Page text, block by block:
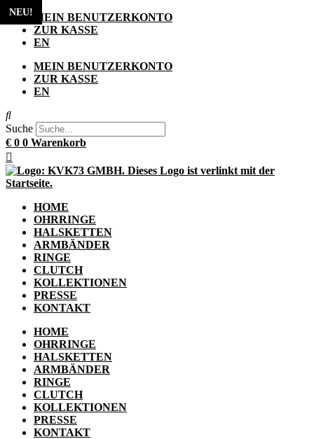
Zum
Inhalt
springen
MEIN BENUTZERKONTO
ZUR KASSE
EN
MEIN BENUTZERKONTO
ZUR KASSE
EN
Suche
€ 0 0 Warenkorb
HOME
OHRRINGE
HALSKETTEN
ARMBÄNDER
RINGE
CLUTCH
KOLLEKTIONEN
PRESSE
KONTAKT
HOME
OHRRINGE
HALSKETTEN
ARMBÄNDER
RINGE
CLUTCH
KOLLEKTIONEN
PRESSE
KONTAKT
NEU!